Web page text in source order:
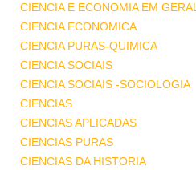
CIENCIA E ECONOMIA EM GERAL
CIENCIA ECONOMICA
CIENCIA PURAS-QUIMICA
CIENCIA SOCIAIS
CIENCIA SOCIAIS -SOCIOLOGIA
CIENCIAS
CIENCIAS APLICADAS
CIENCIAS PURAS
CIENCIAS DA HISTORIA